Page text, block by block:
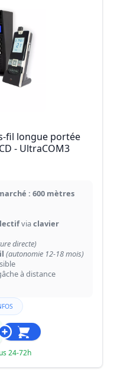
fil longue portée
- UltraCOM3
: 600 mètres
via clavier
directe)
(autonomie 12-18 mois)
à distance
24-72h